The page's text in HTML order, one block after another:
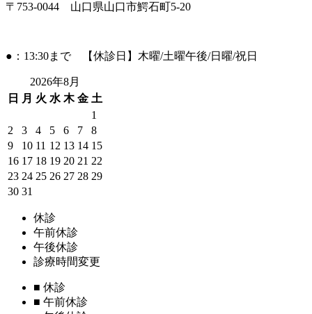
〒753-0044 山口県山口市鰐石町5-20
●：13:30まで 【休診日】木曜/土曜午後/日曜/祝日
2026年8月
日
月 火 水 木 金 土
1
2
3 4 5 6 7
8
9
10 11 12 13 14 15
16 17 18 19 20 21 22
23 24 25 26 27 28 29
30 31
休診
午前休診
午後休診
診療時間変更
■ 休診
■ 午前休診